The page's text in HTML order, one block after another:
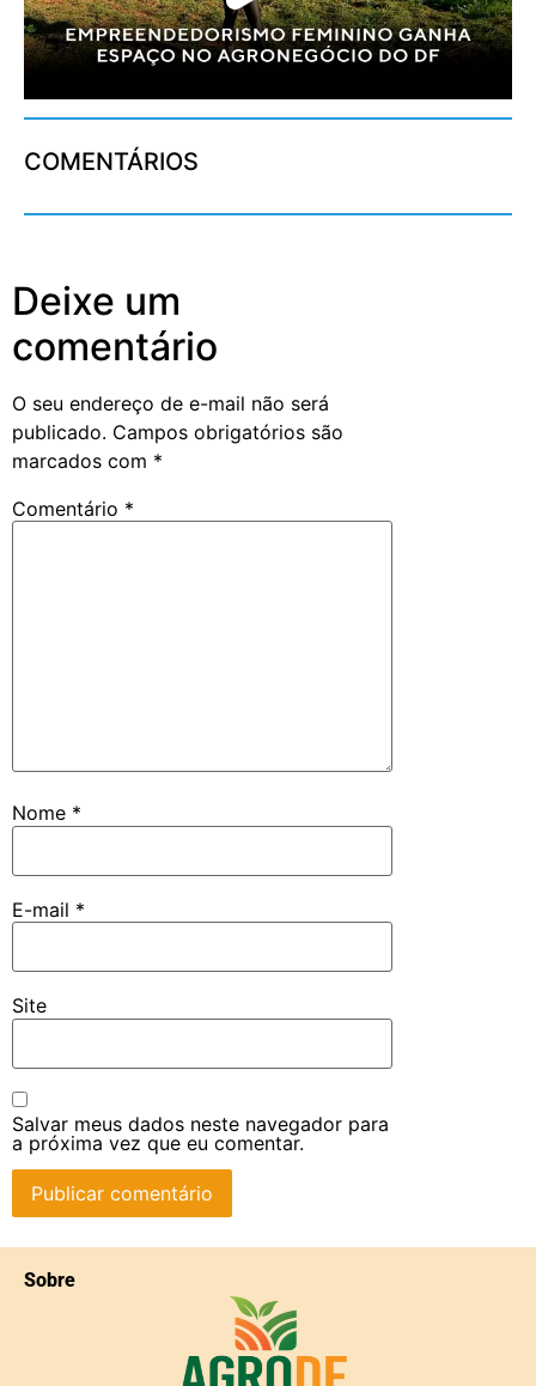
COMENTÁRIOS
Deixe um
comentário
O seu endereço de e-mail não será
publicado. Campos obrigatórios são
marcados com *
Comentário *
Nome *
E-mail *
Site
Salvar meus dados neste navegador para
a próxima vez que eu comentar.
Sobre